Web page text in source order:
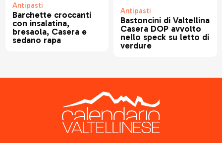
Antipasti
Barchette croccanti
con insalatina,
bresaola, Casera e
sedano rapa
Antipasti
Bastoncini di Valtellina
Casera DOP avvolto
nello speck su letto di
verdure